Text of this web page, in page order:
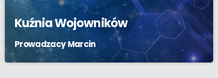
Kuźnia Wojowników
Prowadzacy Marcin